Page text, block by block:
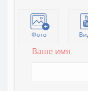
Фото
Ваше имя